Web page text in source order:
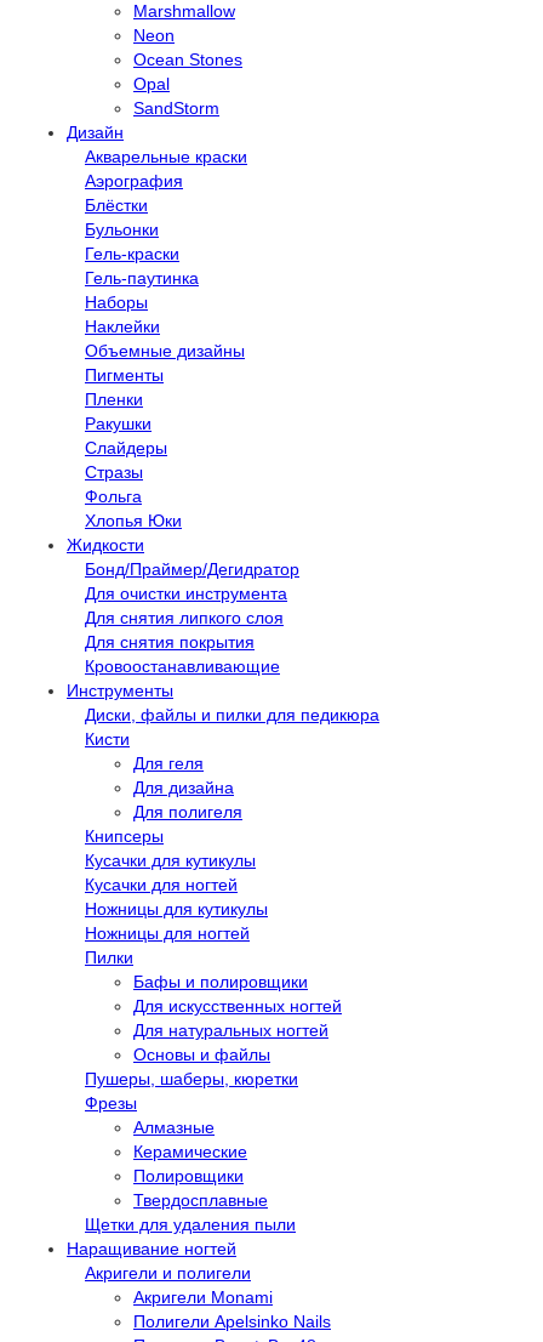
Marshmallow
Neon
Ocean Stones
Opal
SandStorm
Дизайн
Акварельные краски
Аэрография
Блёстки
Бульонки
Гель-краски
Гель-паутинка
Наборы
Наклейки
Объемные дизайны
Пигменты
Пленки
Ракушки
Слайдеры
Стразы
Фольга
Хлопья Юки
Жидкости
Бонд/Праймер/Дегидратор
Для очистки инструмента
Для снятия липкого слоя
Для снятия покрытия
Кровоостанавливающие
Инструменты
Диски, файлы и пилки для педикюра
Кисти
Для геля
Для дизайна
Для полигеля
Книпсеры
Кусачки для кутикулы
Кусачки для ногтей
Ножницы для кутикулы
Ножницы для ногтей
Пилки
Бафы и полировщики
Для искусственных ногтей
Для натуральных ногтей
Основы и файлы
Пушеры, шаберы, кюретки
Фрезы
Алмазные
Керамические
Полировщики
Твердосплавные
Щетки для удаления пыли
Наращивание ногтей
Акригели и полигели
Акригели Monami
Полигели Apelsinko Nails